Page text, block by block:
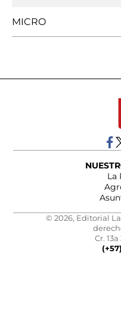
MICRO
La
© 2026, Editorial La
Cr.